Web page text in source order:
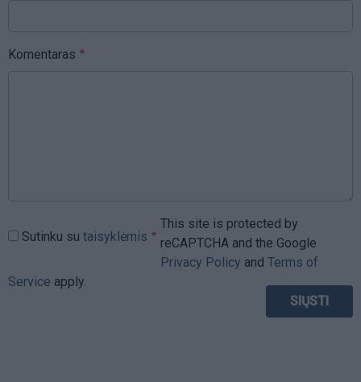
Komentaras
Sutinku su taisyklėmis
This site is protected by
reCAPTCHA and the Google
Privacy Policy and Terms of
Service apply.